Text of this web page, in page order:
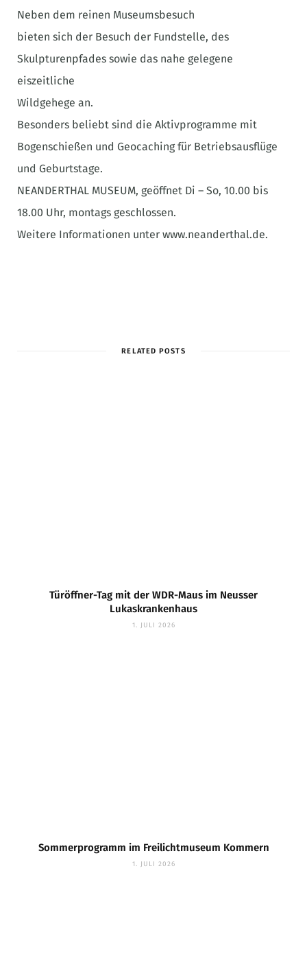
Neben dem reinen Museumsbesuch
bieten sich der Besuch der Fundstelle, des
Skulpturenpfades sowie das nahe gelegene
eiszeitliche
Wildgehege an.
Besonders beliebt sind die Aktivprogramme mit
Bogenschießen und Geocaching für Betriebsausflüge
und Geburtstage.
NEANDERTHAL MUSEUM, geöffnet Di – So, 10.00 bis
18.00 Uhr, montags geschlossen.
Weitere Informationen unter www.neanderthal.de.
RELATED POSTS
Türöffner-Tag mit der WDR-Maus im Neusser
Lukaskrankenhaus
1. JULI 2026
Sommerprogramm im Freilichtmuseum Kommern
1. JULI 2026